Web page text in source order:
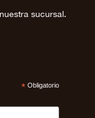
sucursal.
* Obligatorio